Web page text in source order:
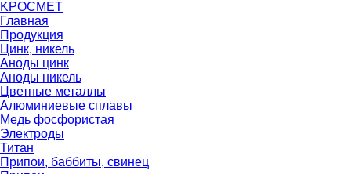
KРОСМ ЕТ
Главная
Продукция
Цинк, никель
Аноды цинк
Аноды никель
Цветные металлы
Алюминиевые сплавы
Медь фосфористая
Электроды
Титан
Припои, баббиты, свинец